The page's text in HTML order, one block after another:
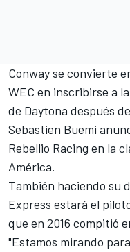
Conway se convierte
WEC en inscribirse a
de Daytona después
Sebastien Buemi
Rebellio Racing en la
América.
También haciendo su
Express estará el
que en 2016 compitió
"Estamos mirando